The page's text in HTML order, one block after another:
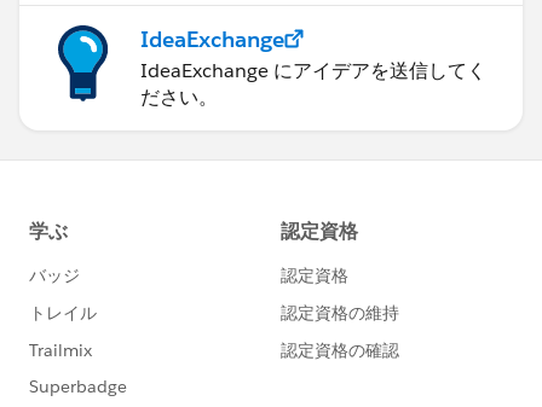
IdeaExchange
IdeaExchange にアイデアを送信してく
ださい。